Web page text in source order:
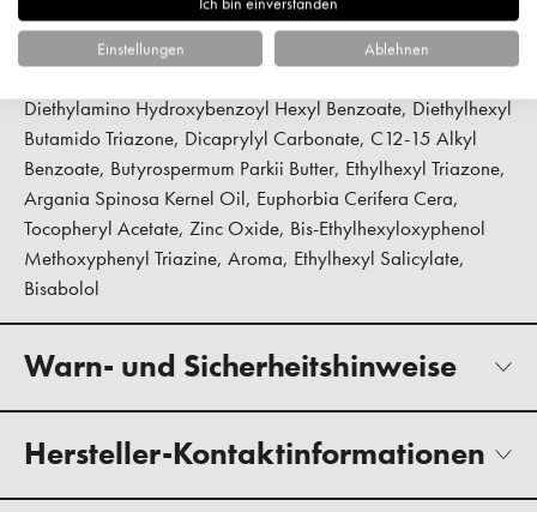
Cocoglycerides, Titanium Dioxide, Arginine, Ectoin, Cetyl
Alcohol, Xanthan Gum, Propylene Glycol, Tocopherol Stick:
Diethylamino Hydroxybenzoyl Hexyl Benzoate, Diethylhexyl
Butamido Triazone, Dicaprylyl Carbonate, C12-15 Alkyl
Benzoate, Butyrospermum Parkii Butter, Ethylhexyl Triazone,
Argania Spinosa Kernel Oil, Euphorbia Cerifera Cera,
Tocopheryl Acetate, Zinc Oxide, Bis-Ethylhexyloxyphenol
Methoxyphenyl Triazine, Aroma, Ethylhexyl Salicylate,
Bisabolol
Warn- und Sicherheitshinweise
Hersteller-Kontaktinformationen
Einstellungen Ablehnen